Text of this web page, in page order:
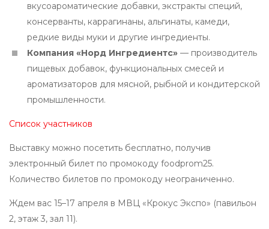
вкусоароматические добавки, экстракты специй,
консерванты, каррагинаны, альгинаты, камеди,
редкие виды муки и другие ингредиенты.
Компания «Норд Ингредиентс» — производитель
пищевых добавок, функциональных смесей и
ароматизаторов для мясной, рыбной и кондитерской
промышленности.
Список участников
Выставку можно посетить бесплатно, получив
электронный билет по промокоду foodprom25.
Количество билетов по промокоду неограниченно.
Ждем вас 15–17 апреля в МВЦ «Крокус Экспо» (павильон
2, этаж 3, зал 11).